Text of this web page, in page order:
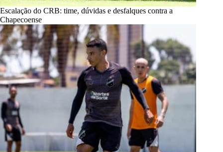
Escalação do CRB: time, dúvidas e desfalques contra a
Chapecoense